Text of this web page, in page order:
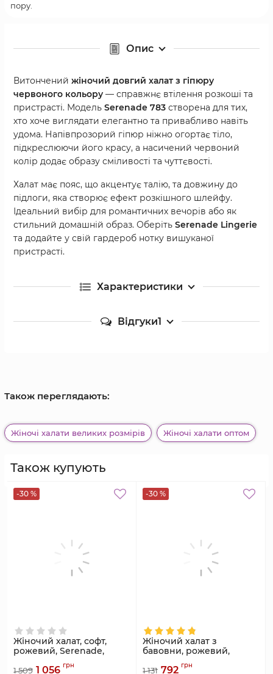
пору.
Опис
Витончений жіночий довгий халат з гіпюру
червоного кольору — справжнє втілення розкоші та
пристрасті. Модель Serenade 783 створена для тих,
хто хоче виглядати елегантно та привабливо навіть
удома. Напівпрозорий гіпюр ніжно огортає тіло,
підкреслюючи його красу, а насичений червоний
колір додає образу сміливості та чуттєвості.
Халат має пояс, що акцентує талію, та довжину до
підлоги, яка створює ефект розкішного шлейфу.
Ідеальний вибір для романтичних вечорів або як
стильний домашній образ. Оберіть Serenade Lingerie
та додайте у свій гардероб нотку вишуканої
пристрасті.
Характеристики
Відгуки1
Також переглядають:
Жіночі халати великих розмірів Жіночі халати оптом
Також купують
-30 %
Жіночий халат, софт,
рожевий, Serenade,
1 509 1 056 грн
-30 %
Жіночий халат з
бавовни, рожевий,
1 131 792 грн